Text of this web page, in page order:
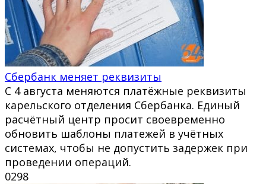
Сбербанк меняет реквизиты
С 4 августа меняются платёжные реквизиты
карельского отделения Сбербанка. Единый
расчётный центр просит своевременно
обновить шаблоны платежей в учётных
системах, чтобы не допустить задержек при
проведении операций.
0298